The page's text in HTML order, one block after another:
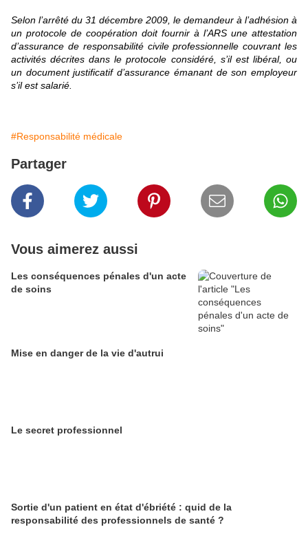
Selon l’arrêté du 31 décembre 2009, le demandeur à l’adhésion à
un protocole de coopération doit fournir à l’ARS une attestation
d’assurance de responsabilité civile professionnelle couvrant les
activités décrites dans le protocole considéré, s’il est libéral, ou
un document justificatif d’assurance émanant de son employeur
s’il est salarié.
#Responsabilité médicale
Partager
Vous aimerez aussi
Les conséquences pénales d'un acte
de soins
Mise en danger de la vie d'autrui
Le secret professionnel
Sortie d'un patient en état d'ébriété : quid de la
responsabilité des professionnels de santé ?